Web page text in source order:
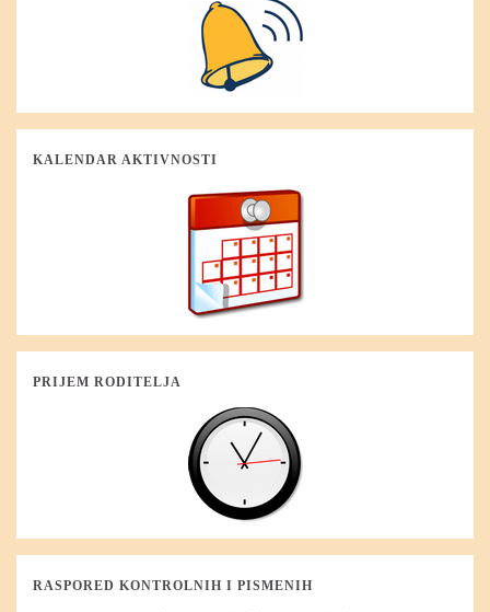
KALENDAR AKTIVNOSTI
PRIJEM RODITELJA
RASPORED KONTROLNIH I PISMENIH